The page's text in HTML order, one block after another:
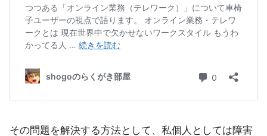
その問題を解決する方法として、私個人としては障害